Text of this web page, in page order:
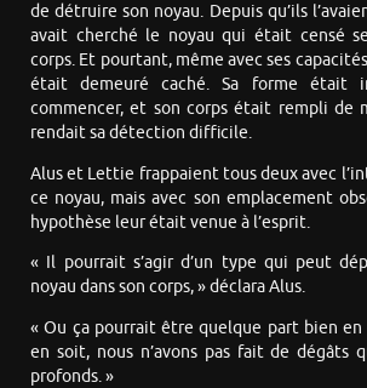
de détruire son noyau. Depuis qu’ils
avait cherché le noyau qui était censé
corps. Et pourtant, même avec ses
était demeuré caché. Sa forme était
commencer, et son corps était rempli de
rendait sa détection difficile.
Alus et Lettie frappaient tous deux avec
ce noyau, mais avec son emplacement
hypothèse leur était venue à l’esprit.
« Il pourrait s’agir d’un type qui peut
noyau dans son corps, » déclara Alus.
« Ou ça pourrait être quelque part bien en
en soit, nous n’avons pas fait de dégâts
profonds. »